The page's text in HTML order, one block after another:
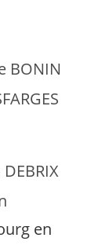
BONIN
en